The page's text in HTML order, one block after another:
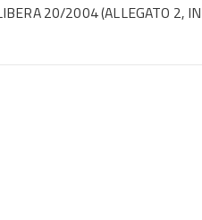
20/2004 (ALLEGATO 2,